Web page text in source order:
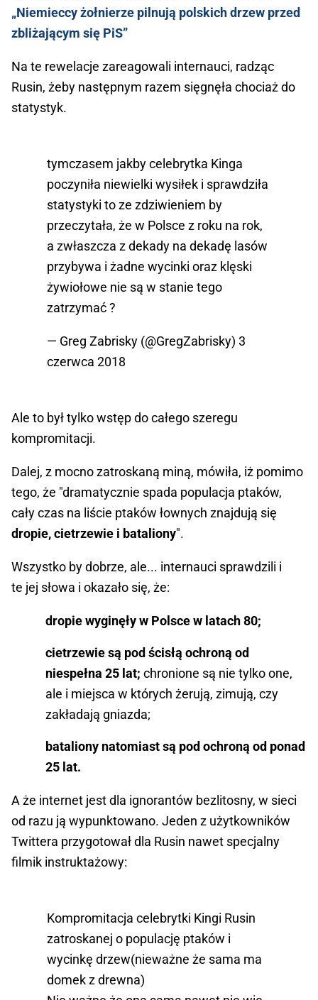
„Niemieccy żołnierze pilnują polskich drzew przed
zbliżającym się PiS”
Na te rewelacje zareagowali internauci, radząc
Rusin, żeby następnym razem sięgnęła chociaż do
statystyk.
tymczasem jakby celebrytka Kinga
poczyniła niewielki wysiłek i sprawdziła
statystyki to ze zdziwieniem by
przeczytała, że w Polsce z roku na rok,
a zwłaszcza z dekady na dekadę lasów
przybywa i żadne wycinki oraz klęski
żywiołowe nie są w stanie tego
zatrzymać ?
— Greg Zabrisky (@GregZabrisky) 3
czerwca 2018
Ale to był tylko wstęp do całego szeregu
kompromitacji.
Dalej, z mocno zatroskaną miną, mówiła, iż pomimo
tego, że "dramatycznie spada populacja ptaków,
cały czas na liście ptaków łownych znajdują się
dropie, cietrzewie i bataliony".
Wszystko by dobrze, ale... internauci sprawdzili i
te jej słowa i okazało się, że:
dropie wyginęły w Polsce w latach 80;
cietrzewie są pod ścisłą ochroną od
niespełna 25 lat; chronione są nie tylko one,
ale i miejsca w których żerują, zimują, czy
zakładają gniazda;
bataliony natomiast są pod ochroną od ponad
25 lat.
A że internet jest dla ignorantów bezlitosny, w sieci
od razu ją wypunktowano. Jeden z użytkowników
Twittera przygotował dla Rusin nawet specjalny
filmik instruktażowy:
Kompromitacja celebrytki Kingi Rusin
zatroskanej o populację ptaków i
wycinkę drzew(nieważne że sama ma
domek z drewna)